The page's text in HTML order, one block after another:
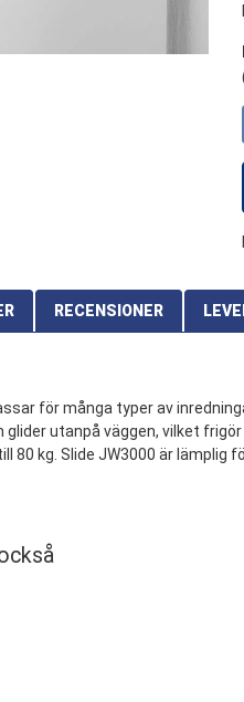
RECENSIONER
för många typer av
utanpå väggen, vilket
80 kg. Slide JW3000 är lämplig